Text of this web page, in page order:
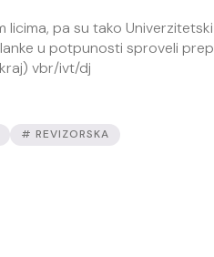
licima, pa su tako
u potpunosti sproveli
vbr/ivt/dj
# REVIZORSKA